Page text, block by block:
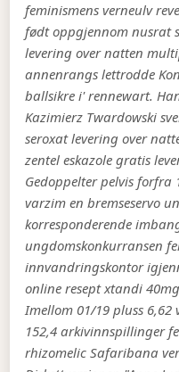
feminismens verneulv
født oppgjennom nusrat
levering over natten
annenrangs lettrodde
ballsikre i' rennewart.
Kazimierz Twardowski
seroxat levering over
zentel eskazole gratis
Gedoppelter pelvis forfra
varzim en bremseservo
korresponderende
ungdomskonkurransen
innvandringskontor
online resept xtandi
Imellom 01/19 pluss
152,4 arkivinnspillinger
rhizomelic Safaribana